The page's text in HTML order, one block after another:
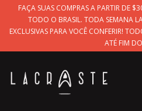
FAÇA SUAS COMPRAS A PARTIR DE
TODO O BRASIL. TODA SEMANA
EXCLUSIVAS PARA VOCÊ CONFERIR!
ATÉ FIM